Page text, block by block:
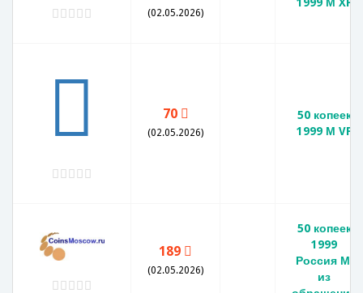
(02.05.2026)
70
(02.05.2026)
50 копеек
1999 М VF
189
(02.05.2026)
50 копеек
1999
Россия М,
из